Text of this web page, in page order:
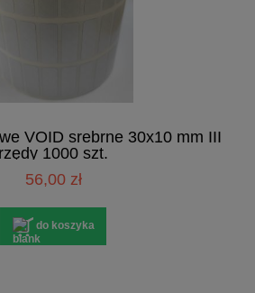
VOID srebrne 30x10 mm III
rzędy 1000 szt.
56,00 zł
do koszyka